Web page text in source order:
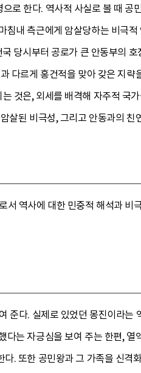
로 한다. 역사적 사실로 볼 때
내 측근에게 암살당하는 비극
당시부터 공로가 큰 안동부의
다르게 홍건적을 맞아 갖은 지
것은, 외세를 배격해 자주적 국
살된 비극성, 그리고 안동과의
역사에 대한 민중적 해석과
준다. 실제로 있었던 몽진이라
는 자긍심을 보여 주는 한편,
. 또한 공민왕과 그 가족을 신격